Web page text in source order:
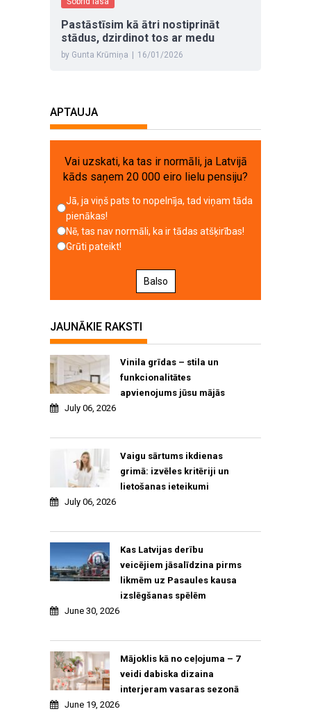
Pastāstīsim kā ātri nostiprināt
stādus, dzirdinot tos ar medu
by Gunta Krūmiņa | 16/01/2026
APTAUJA
Vai uzskati, ka tas ir normāli, ja Latvijā
kāds saņem 20 000 eiro lielu pensiju?
Jā, ja viņš pats to nopelnīja, tad viņam tāda
pienākas!
Nē, tas nav normāli, ka ir tādas atšķirības!
Grūti pateikt!
Balso
JAUNĀKIE RAKSTI
Vinila grīdas – stila un
funkcionalitātes
apvienojums jūsu mājās
July 06, 2026
Vaigu sārtums ikdienas
grimā: izvēles kritēriji un
lietošanas ieteikumi
July 06, 2026
Kas Latvijas derību
veicējiem jāsalīdzina pirms
likmēm uz Pasaules kausa
izslēgšanas spēlēm
June 30, 2026
Mājoklis kā no ceļojuma – 7
veidi dabiska dizaina
interjeram vasaras sezonā
June 19, 2026